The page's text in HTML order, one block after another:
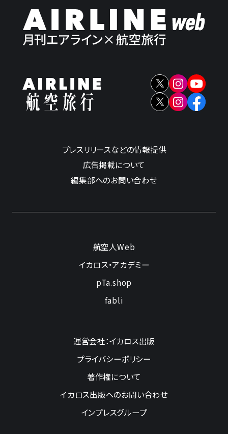
プレスリリースなどの情報提供
広告掲載について
編集部へのお問い合わせ
航空人Web
イカロス・アカデミー
pTa.shop
fabli
運営会社：イカロス出版
プライバシーポリシー
著作権について
イカロス出版へのお問い合わせ
インプレスグループ